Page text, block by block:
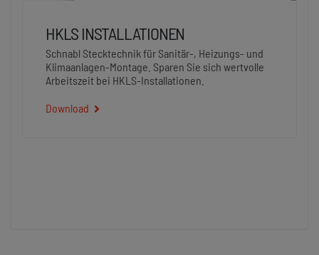
HKLS INSTALLATIONEN
Schnabl Stecktechnik für Sanitär-, Heizungs- und
Klimaanlagen-Montage. Sparen Sie sich wertvolle
Arbeitszeit bei HKLS-Installationen.
Download